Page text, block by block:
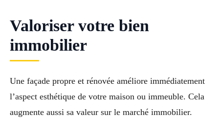
Valoriser votre bien
immobilier
Une façade propre et rénovée améliore immédiatement
l’aspect esthétique de votre maison ou immeuble. Cela
augmente aussi sa valeur sur le marché immobilier.